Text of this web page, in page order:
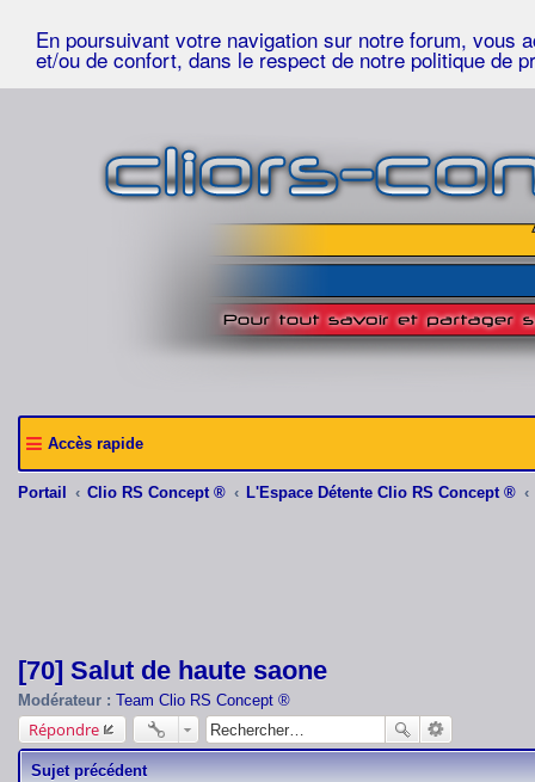
En poursuivant votre navigation sur notre forum, vous
et/ou de confort, dans le respect de notre politique de
Accès rapide
Portail Clio RS Concept ® L'Espace Détente Clio RS Concept ®
[70] Salut de haute saone
Modérateur : Team Clio RS Concept ®
Répondre
Sujet précédent